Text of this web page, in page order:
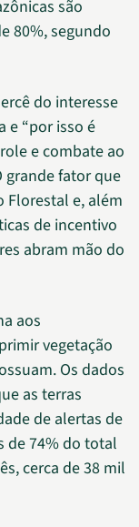
são
80%, segundo
do interesse
e “por isso é
e combate ao
grande fator que
Florestal e, além
de incentivo
abram mão do
aos
vegetação
Os dados
as terras
de alertas de
de 74% do total
cerca de 38 mil